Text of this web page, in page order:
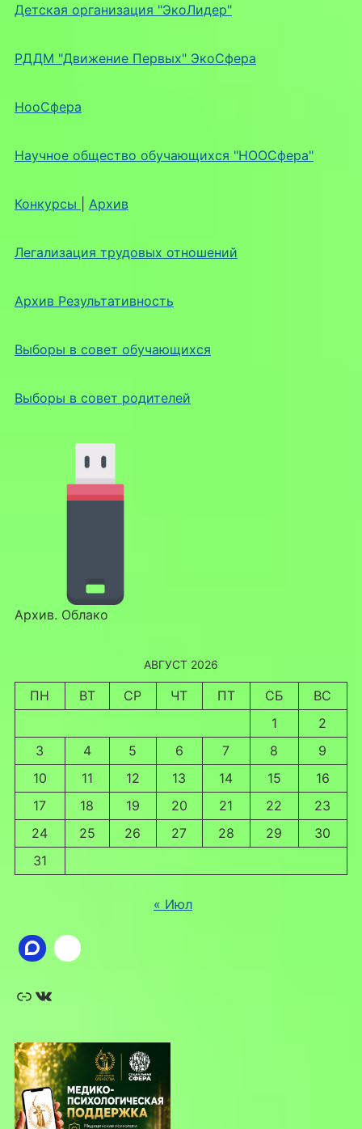
Детская организация "ЭкоЛидер"
РДДМ "Движение Первых" ЭкоСфера
НооСфера
Научное общество обучающихся "НООСфера"
Конкурсы Архив
Легализация трудовых отношений
Архив Результативность
Выборы в совет обучающихся
Выборы в совет родителей
Архив. Облако
АВГУСТ 2026
ПН ВТ СР ЧТ ПТ СБ
ВС
1
2
3
4 5 6 7 8
9
10
11 12 13 14 15
16
17
18 19 20 21 22
23
24
25 26 27 28 29
30
31
« Июл
Ссылка